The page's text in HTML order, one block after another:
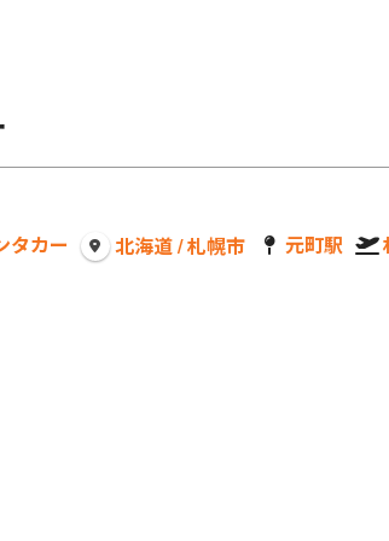
タカー 北海道 / 札幌市 元町駅